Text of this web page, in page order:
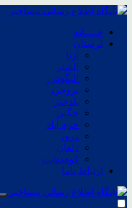
خــــانه
لرستان
ازنا
الشتر
الیگودرز
بروجرد
پلدختر
چگنی
خرم آباد
درود
دلفان
کوهدشت
ارتباط باما